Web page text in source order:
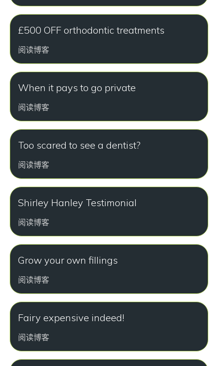
£500 OFF orthodontic treatments
阅读博客
When it pays to go private
阅读博客
Too scared to see a dentist?
阅读博客
Shirley Hanley Testimonial
阅读博客
Grow your own fillings
阅读博客
Fairy expensive indeed!
阅读博客